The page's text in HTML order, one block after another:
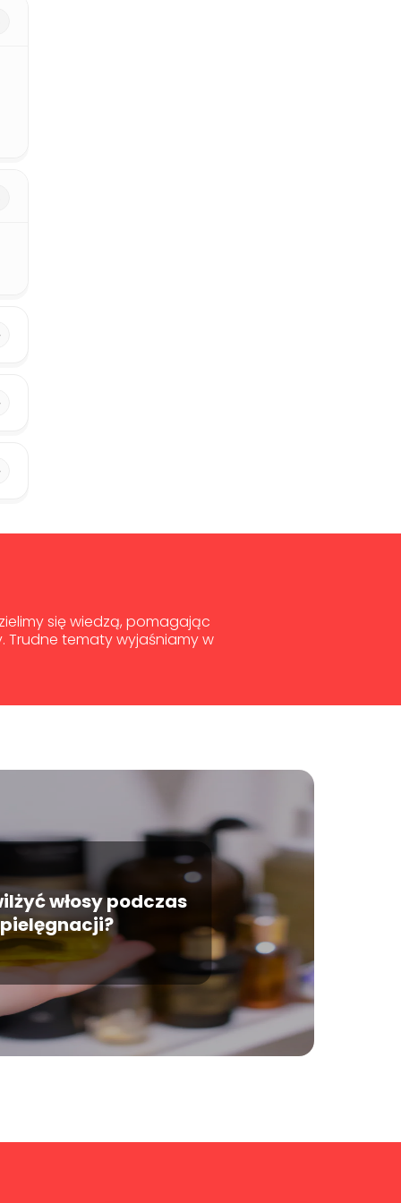
się wiedzą, pomagając
Trudne tematy wyjaśniamy w
włosy podczas
pielęgnacji?